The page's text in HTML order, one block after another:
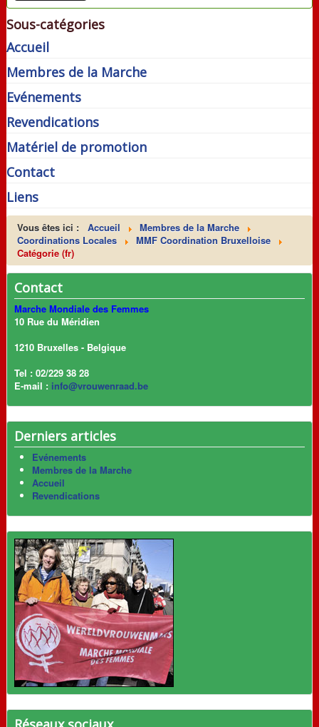
Sous-catégories
Accueil
Membres de la Marche
Evénements
Revendications
Matériel de promotion
Contact
Liens
Vous êtes ici : Accueil
Membres de la Marche
Coordinations Locales
MMF Coordination Bruxelloise
Catégorie (fr)
Contact
Marche Mondiale des Femmes
10 Rue du Méridien
1210 Bruxelles - Belgique
Tel : 02/229 38 28
E-mail : info@vrouwenraad.be
Derniers articles
Evénements
Membres de la Marche
Accueil
Revendications